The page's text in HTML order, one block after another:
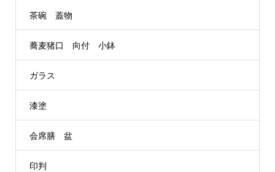
茶碗 蓋物
蕎麦猪口 向付 小鉢
ガラス
漆塗
会席膳 盆
印判